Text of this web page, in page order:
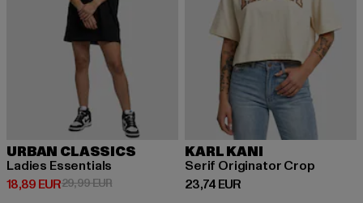
URBAN CLASSICS
Ladies Essentials
18,89 EUR
Derzeitiger Preis: 18,89 EUR
29,99 EURAktionspreis: 29,99 EUR
KARL KANI
Serif Originator Crop
23,74 EUR
Derzeitiger Preis: 23,74 EUR